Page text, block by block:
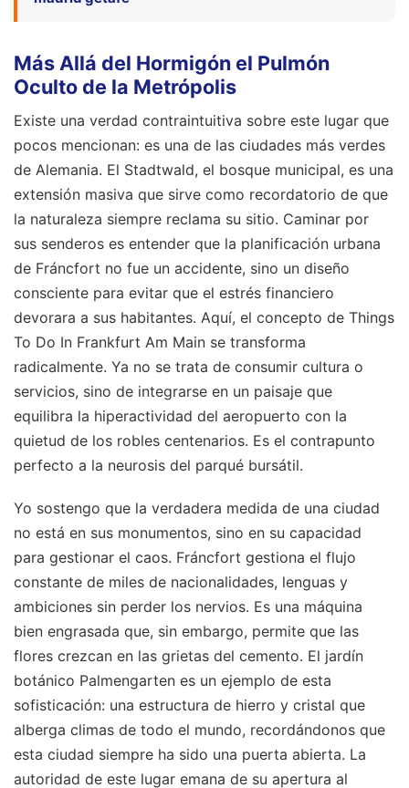
Más Allá del Hormigón el Pulmón
Oculto de la Metrópolis
Existe una verdad contraintuitiva sobre este lugar que
pocos mencionan: es una de las ciudades más verdes
de Alemania. El Stadtwald, el bosque municipal, es una
extensión masiva que sirve como recordatorio de que
la naturaleza siempre reclama su sitio. Caminar por
sus senderos es entender que la planificación urbana
de Fráncfort no fue un accidente, sino un diseño
consciente para evitar que el estrés financiero
devorara a sus habitantes. Aquí, el concepto de Things
To Do In Frankfurt Am Main se transforma
radicalmente. Ya no se trata de consumir cultura o
servicios, sino de integrarse en un paisaje que
equilibra la hiperactividad del aeropuerto con la
quietud de los robles centenarios. Es el contrapunto
perfecto a la neurosis del parqué bursátil.
Yo sostengo que la verdadera medida de una ciudad
no está en sus monumentos, sino en su capacidad
para gestionar el caos. Fráncfort gestiona el flujo
constante de miles de nacionalidades, lenguas y
ambiciones sin perder los nervios. Es una máquina
bien engrasada que, sin embargo, permite que las
flores crezcan en las grietas del cemento. El jardín
botánico Palmengarten es un ejemplo de esta
sofisticación: una estructura de hierro y cristal que
alberga climas de todo el mundo, recordándonos que
esta ciudad siempre ha sido una puerta abierta. La
autoridad de este lugar emana de su apertura al